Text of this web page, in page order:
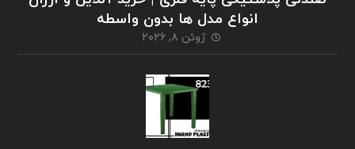
انواع مدل ها بدون واسطه
ژوئن ۸, ۲۰۲۶